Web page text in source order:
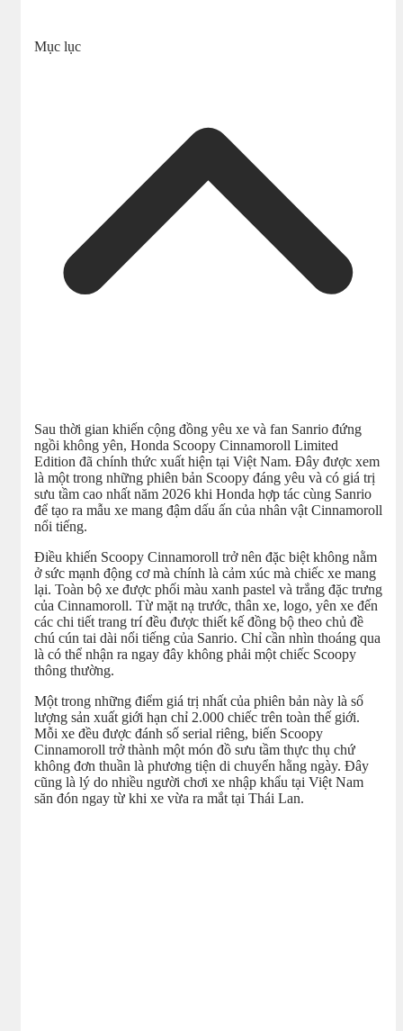
Mục lục
Sau thời gian khiến cộng đồng yêu xe và fan Sanrio đứng
ngồi không yên, Honda Scoopy Cinnamoroll Limited
Edition đã chính thức xuất hiện tại Việt Nam. Đây được xem
là một trong những phiên bản Scoopy đáng yêu và có giá trị
sưu tầm cao nhất năm 2026 khi Honda hợp tác cùng Sanrio
để tạo ra mẫu xe mang đậm dấu ấn của nhân vật Cinnamoroll
nổi tiếng.
Điều khiến Scoopy Cinnamoroll trở nên đặc biệt không nằm
ở sức mạnh động cơ mà chính là cảm xúc mà chiếc xe mang
lại. Toàn bộ xe được phối màu xanh pastel và trắng đặc trưng
của Cinnamoroll. Từ mặt nạ trước, thân xe, logo, yên xe đến
các chi tiết trang trí đều được thiết kế đồng bộ theo chủ đề
chú cún tai dài nổi tiếng của Sanrio. Chỉ cần nhìn thoáng qua
là có thể nhận ra ngay đây không phải một chiếc Scoopy
thông thường.
Một trong những điểm giá trị nhất của phiên bản này là số
lượng sản xuất giới hạn chỉ 2.000 chiếc trên toàn thế giới.
Mỗi xe đều được đánh số serial riêng, biến Scoopy
Cinnamoroll trở thành một món đồ sưu tầm thực thụ chứ
không đơn thuần là phương tiện di chuyển hằng ngày. Đây
cũng là lý do nhiều người chơi xe nhập khẩu tại Việt Nam
săn đón ngay từ khi xe vừa ra mắt tại Thái Lan.